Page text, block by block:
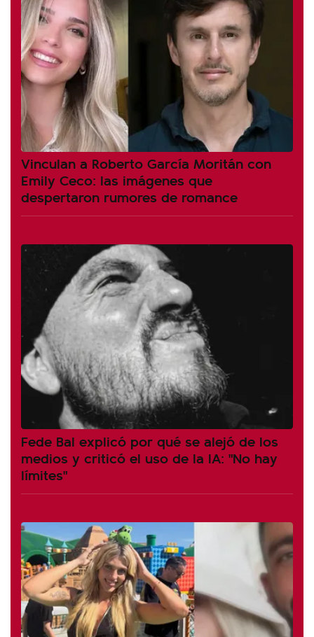
Vinculan a Roberto García Moritán con
Emily Ceco: las imágenes que
despertaron rumores de romance
Fede Bal explicó por qué se alejó de los
medios y criticó el uso de la IA: "No hay
límites"